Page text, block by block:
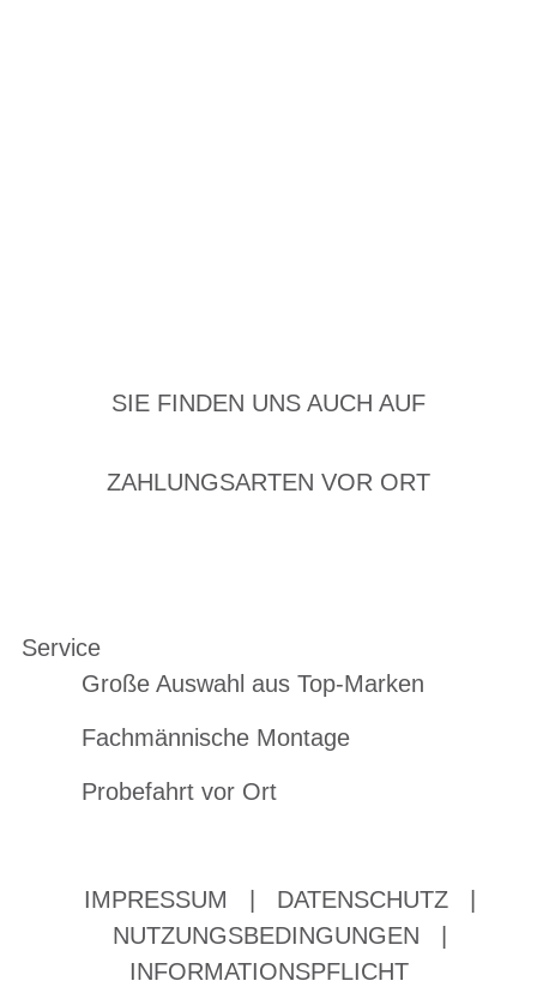
SIE FINDEN UNS AUCH AUF
ZAHLUNGSARTEN VOR ORT
Service
Große Auswahl aus Top-Marken
Fachmännische Montage
Probefahrt vor Ort
IMPRESSUM DATENSCHUTZ
NUTZUNGSBEDINGUNGEN
INFORMATIONSPFLICHT